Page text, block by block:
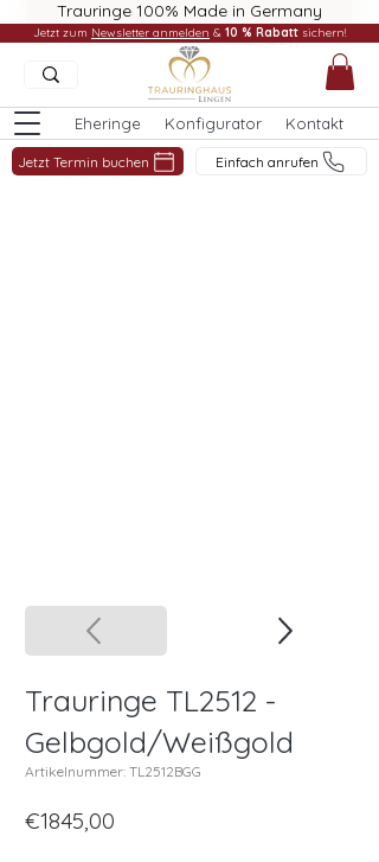
Trauringe 100% Made in Germany
Eheringe Konfigurator Kontakt
Jetzt Termin buchen Einfach anrufen
Jetzt zum Newsletter anmelden & 10 % Rabatt sichern!
Trauringe TL2512 -
Gelbgold/Weißgold
Artikelnummer: TL2512BGG
€1845,00